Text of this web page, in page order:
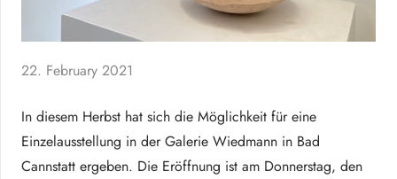
22. February 2021
In diesem Herbst hat sich die Möglichkeit für eine
Einzelausstellung in der Galerie Wiedmann in Bad
Cannstatt ergeben. Die Eröffnung ist am Donnerstag, den